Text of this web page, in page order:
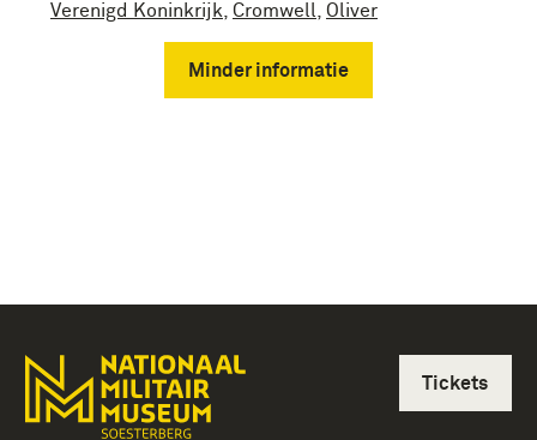
Verenigd Koninkrijk Cromwell Oliver
Minder informatie
Tickets